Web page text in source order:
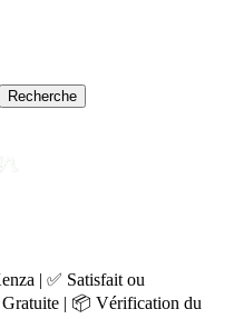
Recherche
| ✅ Satisfait ou
| 📦 Vérification du